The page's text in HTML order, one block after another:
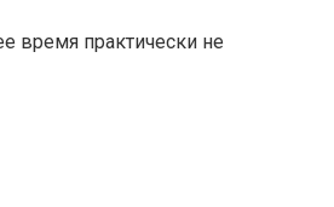
время практически не